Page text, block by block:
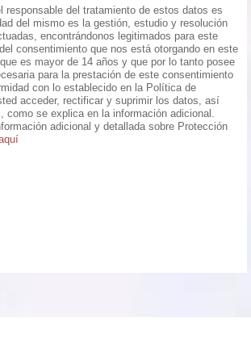
responsable del tratamiento de estos datos es
del mismo es la gestión, estudio y resolución
encontrándonos legitimados para este
consentimiento que nos está otorgando en este
es mayor de 14 años y que por lo tanto posee
para la prestación de este consentimiento
con lo establecido en la Política de
acceder, rectificar y suprimir los datos, así
como se explica en la información adicional.
adicional y detallada sobre Protección